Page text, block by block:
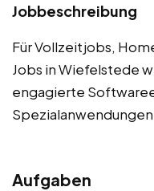
Jobbeschreibung
Für Vollzeitjobs,
Jobs in Wiefelstede
engagierte
Aufgaben